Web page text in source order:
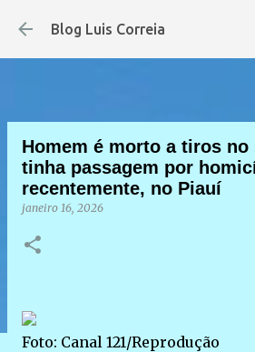
Pular para o conteúdo
Blog Luis Correia
Homem é morto a tiros
tinha passagem por
recentemente, no Piauí
janeiro 16, 2026
Foto: Canal 121/Reprodução